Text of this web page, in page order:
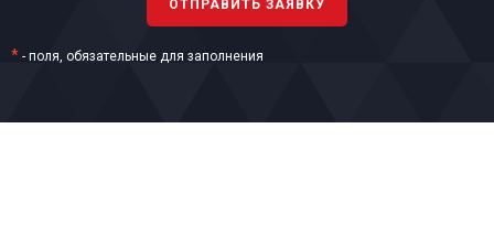
* - поля, обязательные для заполнения